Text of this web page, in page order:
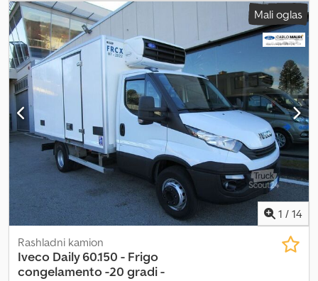
TEMPERATUROM. KOMPLETAN SA ROTACIONIM SVETLOM I
SIRENOM. PREĐENO 240.000 KM. VOZILO U PERFEKTNOM
STANJU. Djdswxx Nzspfx Akhokr BENITO 3383844139 MICHELE
3394588233
Mali oglas
1 / 14
Rashladni kamion
Iveco Daily 60.150 - Frigo
congelamento -20 gradi -